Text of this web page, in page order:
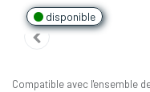
disponible
Compatible avec l'ensemble